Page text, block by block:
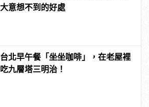
大意想不到的好處
台北早午餐「坐坐咖啡」，在老屋裡
吃九層塔三明治！